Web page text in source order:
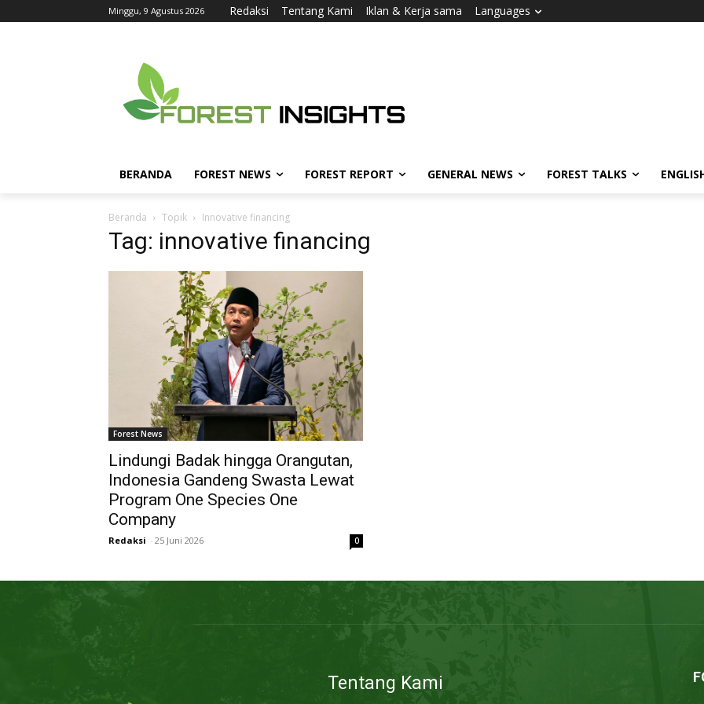
Minggu, 9 Agustus 2026 Redaksi Tentang Kami Iklan & Kerja sama Languages
BERANDA FOREST NEWS FOREST REPORT GENERAL NEWS FOREST TALKS
Beranda Topik Innovative financing
Tag: innovative financing
Forest News
Lindungi Badak hingga Orangutan,
Indonesia Gandeng Swasta Lewat
Program One Species One
Company
Redaksi - 25 Juni 2026 0
Tentang Kami